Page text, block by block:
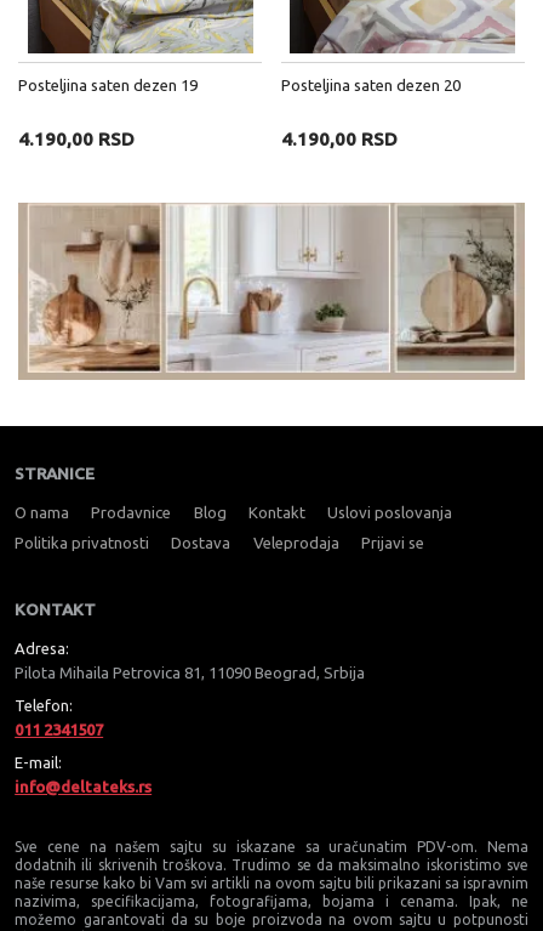
Posteljina saten dezen 19
4.190,00 RSD
Posteljina saten dezen 20
4.190,00 RSD
STRANICE
O nama Prodavnice Blog Kontakt
Uslovi poslovanja
Politika privatnosti
Dostava Veleprodaja Prijavi se
KONTAKT
Adresa:
Pilota Mihaila Petrovica 81, 11090 Beograd, Srbija
Telefon:
011 2341507
E-mail:
info@deltateks.rs
Sve cene na našem sajtu su iskazane sa uračunatim PDV-om. Nema
dodatnih ili skrivenih troškova. Trudimo se da maksimalno iskoristimo sve
naše resurse kako bi Vam svi artikli na ovom sajtu bili prikazani sa ispravnim
nazivima, specifikacijama, fotografijama, bojama i cenama. Ipak, ne
možemo garantovati da su boje proizvoda na ovom sajtu u potpunosti